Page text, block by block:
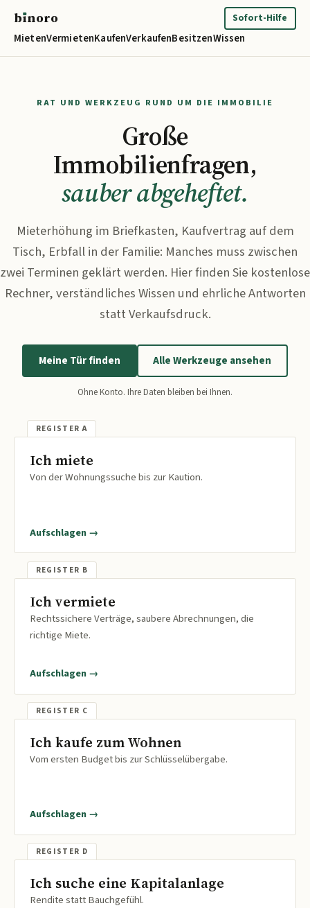
bınoro
MietenVermietenKaufenVerkaufenBesitzenWissen
Sofort-Hilfe
RAT UND WERKZEUG RUND UM DIE IMMOBILIE
Große
Immobilienfragen,
sauber abgeheftet.
Mieterhöhung im Briefkasten, Kaufvertrag auf dem
Tisch, Erbfall in der Familie: Manches muss zwischen
zwei Terminen geklärt werden. Hier finden Sie kostenlose
Rechner, verständliches Wissen und ehrliche Antworten
statt Verkaufsdruck.
Meine Tür finden Alle Werkzeuge ansehen
Ohne Konto. Ihre Daten bleiben bei Ihnen.
Ich miete
Von der Wohnungssuche bis zur Kaution.
Aufschlagen →
Ich vermiete
Rechtssichere Verträge, saubere Abrechnungen, die
richtige Miete.
Aufschlagen →
Ich kaufe zum Wohnen
Vom ersten Budget bis zur Schlüsselübergabe.
Aufschlagen →
Ich suche eine Kapitalanlage
Rendite statt Bauchgefühl.